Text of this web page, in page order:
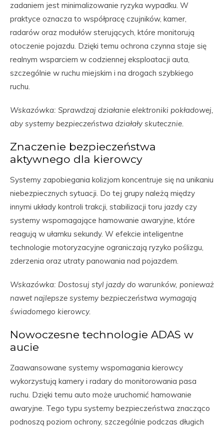
zadaniem jest minimalizowanie ryzyka wypadku. W
praktyce oznacza to współpracę czujników, kamer,
radarów oraz modułów sterujących, które monitorują
otoczenie pojazdu. Dzięki temu ochrona czynna staje się
realnym wsparciem w codziennej eksploatacji auta,
szczególnie w ruchu miejskim i na drogach szybkiego
ruchu.
Wskazówka: Sprawdzaj działanie elektroniki pokładowej,
aby systemy bezpieczeństwa działały skutecznie.
Znaczenie bezpieczeństwa
aktywnego dla kierowcy
Systemy zapobiegania kolizjom koncentruje się na unikaniu
niebezpiecznych sytuacji. Do tej grupy należą między
innymi układy kontroli trakcji, stabilizacji toru jazdy czy
systemy wspomagające hamowanie awaryjne, które
reagują w ułamku sekundy. W efekcie inteligentne
technologie motoryzacyjne ograniczają ryzyko poślizgu,
zderzenia oraz utraty panowania nad pojazdem.
Wskazówka: Dostosuj styl jazdy do warunków, ponieważ
nawet najlepsze systemy bezpieczeństwa wymagają
świadomego kierowcy.
Nowoczesne technologie ADAS w
aucie
Zaawansowane systemy wspomagania kierowcy
wykorzystują kamery i radary do monitorowania pasa
ruchu. Dzięki temu auto może uruchomić hamowanie
awaryjne. Tego typu systemy bezpieczeństwa znacząco
podnoszą poziom ochrony, szczególnie podczas długich